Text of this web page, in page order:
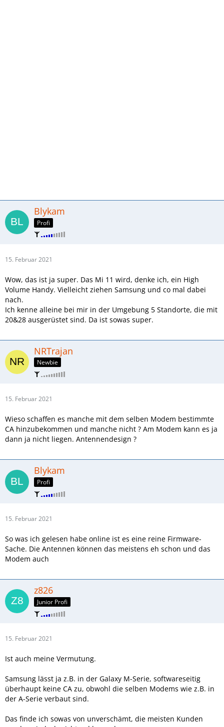
Blykam
Profi
15. Februar 2021
Wow, das ist ja super. Das Mi 11 wird, denke ich, ein High
Volume Handy. Vielleicht ziehen Samsung und co mal dabei
nach.
Ich kenne alleine bei mir in der Umgebung 5 Standorte, die mit
20&28 ausgerüstet sind. Da ist sowas super.
NRTrajan
Newbie
15. Februar 2021
Wieso schaffen es manche mit dem selben Modem bestimmte
CA hinzubekommen und manche nicht ? Am Modem kann es ja
dann ja nicht liegen. Antennendesign ?
Blykam
Profi
15. Februar 2021
So was ich gelesen habe online ist es eine reine Firmware-
Sache. Die Antennen können das meistens eh schon und das
Modem auch
z826
Junior Profi
15. Februar 2021
Ist auch meine Vermutung.
Samsung lässt ja z.B. in der Galaxy M-Serie, softwareseitig
überhaupt keine CA zu, obwohl die selben Modems wie z.B. in
der A-Serie verbaut sind.
Das finde ich sowas von unverschämt, die meisten Kunden